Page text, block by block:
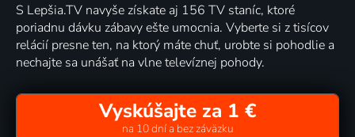
S Lepšia.TV navyše získate aj 156 TV staníc, ktoré
poriadnu dávku zábavy ešte umocnia. Vyberte si z tisícov
relácií presne ten, na ktorý máte chuť, urobte si pohodlie a
nechajte sa unášať na vlne televíznej pohody.
Vyskúšajte za 1 €
na 10 dní a bez záväzku